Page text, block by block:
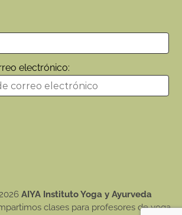
electrónico:
AIYA Instituto Yoga y Ayurveda
clases para profesores de yoga